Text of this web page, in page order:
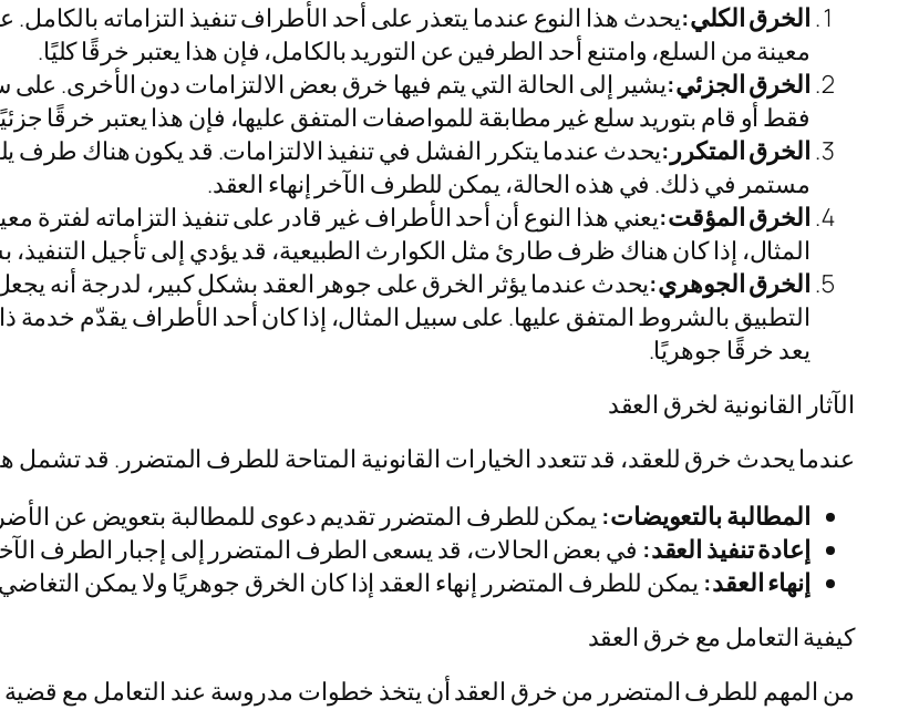
الخرق الكلي:يحدث هذا النوع عندما يتعذر على أحد الأطراف تنفيذ التزاماته بالكامل.
معينة من السلع، وامتنع أحد الطرفين عن التوريد بالكامل، فإن هذا يعتبر خرقًا كليًا.
الخرق الجزئي:يشير إلى الحالة التي يتم فيها خرق بعض الالتزامات دون الأخرى. على
فقط أو قام بتوريد سلع غير مطابقة للمواصفات المتفق عليها، فإن هذا يعتبر خرقًا
الخرق المتكرر:يحدث عندما يتكرر الفشل في تنفيذ الالتزامات. قد يكون هناك
مستمر في ذلك. في هذه الحالة، يمكن للطرف الآخر إنهاء العقد.
الخرق المؤقت:يعني هذا النوع أن أحد الأطراف غير قادر على تنفيذ التزاماته لفترة
المثال، إذا كان هناك ظرف طارئ مثل الكوارث الطبيعية، قد يؤدي إلى تأجيل
الخرق الجوهري:يحدث عندما يؤثر الخرق على جوهر العقد بشكل كبير، لدرجة أنه
التطبيق بالشروط المتفق عليها. على سبيل المثال، إذا كان أحد الأطراف يقدّم خدمة
يعد خرقًا جوهريًا.
الآثار القانونية لخرق العقد
عندما يحدث خرق للعقد، قد تتعدد الخيارات القانونية المتاحة للطرف المتضرر. قد تشمل
المطالبة بالتعويضات: يمكن للطرف المتضرر تقديم دعوى للمطالبة بتعويض عن
إعادة تنفيذ العقد: في بعض الحالات، قد يسعى الطرف المتضرر إلى إجبار الطرف الآخر
إنهاء العقد: يمكن للطرف المتضرر إنهاء العقد إذا كان الخرق جوهريًا ولا يمكن
كيفية التعامل مع خرق العقد
من المهم للطرف المتضرر من خرق العقد أن يتخذ خطوات مدروسة عند التعامل مع قضية